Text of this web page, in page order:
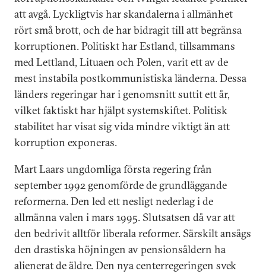
att avgå. Lyckligtvis har skandalerna i allmänhet
rört små brott, och de har bidragit till att begränsa
korruptionen. Politiskt har Estland, tillsammans
med Lettland, Lituaen och Polen, varit ett av de
mest instabila postkommunistiska länderna. Dessa
länders regeringar har i genomsnitt suttit ett år,
vilket faktiskt har hjälpt systemskiftet. Politisk
stabilitet har visat sig vida mindre viktigt än att
korruption exponeras.
Mart Laars ungdomliga första regering från
september 1992 genomförde de grundläggande
reformerna. Den led ett nesligt nederlag i de
allmänna valen i mars 1995. Slutsatsen då var att
den bedrivit alltför liberala reformer. Särskilt ansågs
den drastiska höjningen av pensionsåldern ha
alienerat de äldre. Den nya centerregeringen svek